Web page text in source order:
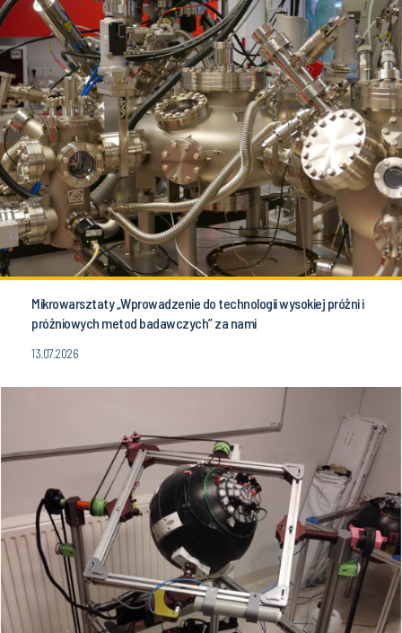
Mikrowarsztaty „Wprowadzenie do technologii wysokiej próżni i
próżniowych metod badawczych” za nami
13.07.2026